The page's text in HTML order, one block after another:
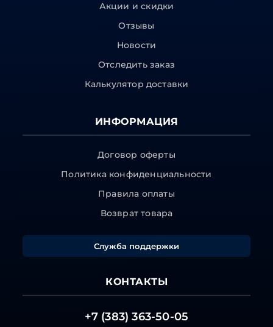
Акции и скидки
Отзывы
Новости
Отследить заказ
Калькулятор доставки
ИНФОРМАЦИЯ
Договор оферты
Политика конфиденциальности
Правила оплаты
Возврат товара
Служба поддержки
КОНТАКТЫ
+7 (383) 363-50-05